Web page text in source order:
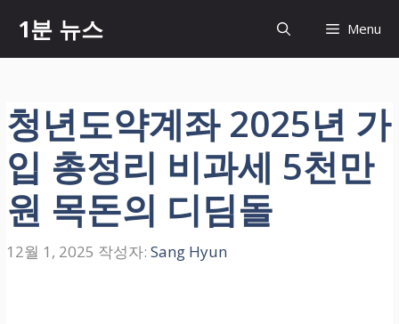
츠
너
뛰
기
1분 뉴스 Menu
청년도약계좌 2025년 가
입 총정리 비과세 5천만
원 목돈의 디딤돌
12월 1, 2025 작성자: Sang Hyun